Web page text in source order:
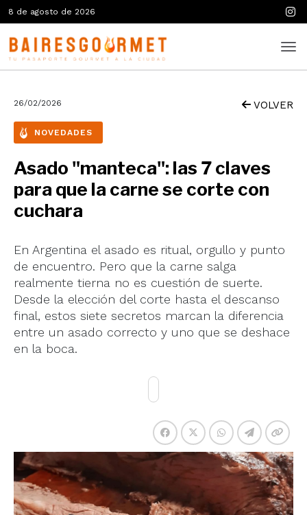
8 de agosto de 2026
26/02/2026 VOLVER
NOVEDADES
Asado "manteca": las 7 claves
para que la carne se corte con
cuchara
En Argentina el asado es ritual, orgullo y punto
de encuentro. Pero que la carne salga
realmente tierna no es cuestión de suerte.
Desde la elección del corte hasta el descanso
final, estos siete secretos marcan la diferencia
entre un asado correcto y uno que se deshace
en la boca.